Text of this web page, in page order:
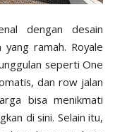
dengan desain
ramah. Royale
seperti One
dan row jalan
bisa menikmati
di sini. Selain itu,